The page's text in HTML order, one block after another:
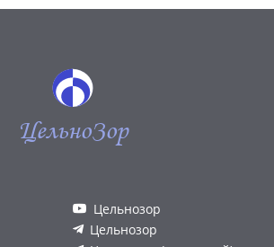
ЦельноЗор
Цельнозор
Цельнозор